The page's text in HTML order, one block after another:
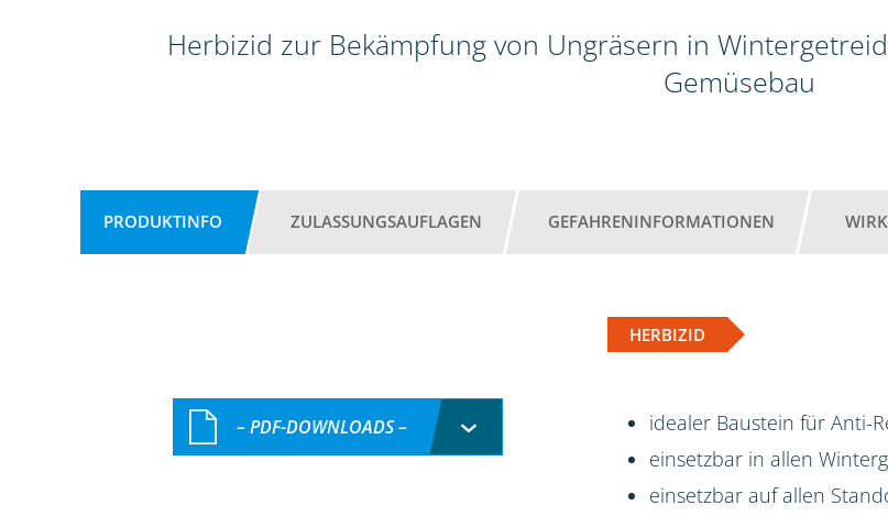
Herbizid zur Bekämpfung von Ungräsern in
Gemüsebau
PRODUKTINFO ZULASSUNGSAUFLAGEN GEFAHRENINFORMATIONEN
HERBIZID
– PDF-DOWNLOADS –
idealer Baustein für Anti-
einsetzbar in allen
einsetzbar auf allen